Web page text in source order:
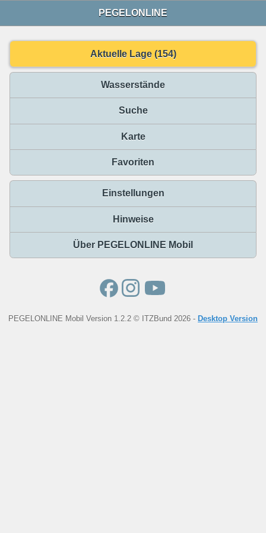
PEGELONLINE
Aktuelle Lage (154)
Wasserstände
Suche
Karte
Favoriten
Einstellungen
Hinweise
Über PEGELONLINE Mobil
PEGELONLINE Mobil Version 1.2.2 © ITZBund 2026 - Desktop Version